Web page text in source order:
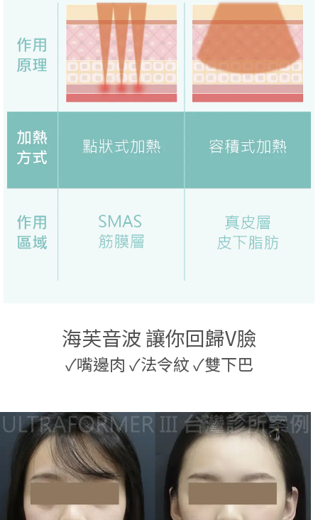
海芙音波 讓你回歸V臉
✓嘴邊肉 ✓法令紋✓雙下巴